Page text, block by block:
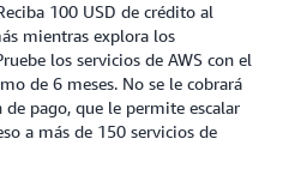
100 USD de crédito al
mientras explora los
los servicios de AWS con el
de 6 meses. No se le cobrará
pago, que le permite escalar
a más de 150 servicios de